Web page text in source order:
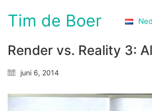
Tim de Boer
Render vs. Reality 3:
juni 6, 2014